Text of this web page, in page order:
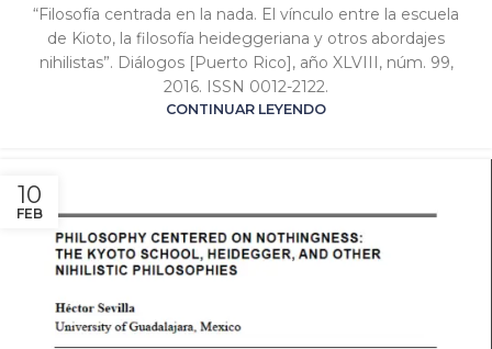
“Filosofía centrada en la nada. El vínculo entre la escuela
de Kioto, la filosofía heideggeriana y otros abordajes
nihilistas”. Diálogos [Puerto Rico], año XLVIII, núm. 99,
2016. ISSN 0012-2122.
CONTINUAR LEYENDO
10
FEB